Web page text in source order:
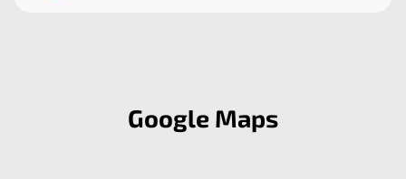
Google Maps